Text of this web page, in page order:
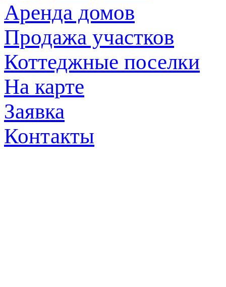
Аренда домов
Продажа участков
Коттеджные поселки
На карте
Заявка
Контакты